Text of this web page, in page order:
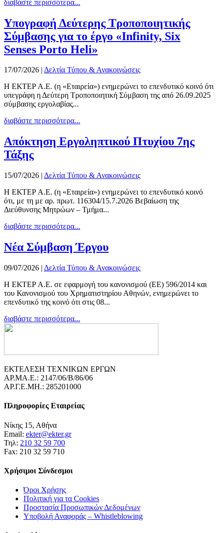
διαβάστε περισσότερα...
Υπογραφή Δεύτερης Τροποποιητικής
Σύμβασης για το έργο «Infinity, Six
Senses Porto Heli»
17/07/2026 | Δελτία Τύπου & Ανακοινώσεις
Η ΕΚΤΕΡ Α.Ε. (η «Εταιρεία») ενημερώνει το επενδυτικό κοινό ότι
υπεγράφη η Δεύτερη Τροποποιητική Σύμβαση της από 26.09.2025
σύμβασης εργολαβίας...
διαβάστε περισσότερα...
Απόκτηση Εργοληπτικού Πτυχίου 7ης
Τάξης
15/07/2026 | Δελτία Τύπου & Ανακοινώσεις
Η ΕΚΤΕΡ Α.Ε. (η «Εταιρεία») ενημερώνει το επενδυτικό κοινό
ότι, με τη με αρ. πρωτ. 116304/15.7.2026 Βεβαίωση της
Διεύθυνσης Μητρώων – Τμήμα...
διαβάστε περισσότερα...
Νέα Σύμβαση Έργου
09/07/2026 | Δελτία Τύπου & Ανακοινώσεις
Η ΕΚΤΕΡ Α.Ε. σε εφαρμογή του κανονισμού (ΕΕ) 596/2014 και
του Κανονισμού του Χρηματιστηρίου Αθηνών, ενημερώνει το
επενδυτικό της κοινό ότι στις 08...
διαβάστε περισσότερα...
ΕΚΤΕΛΕΣΗ ΤΕΧΝΙΚΩΝ ΕΡΓΩΝ
ΑΡ.ΜΑ.Ε.: 2147/06/B/86/06
ΑΡ.Γ.Ε.ΜΗ.: 285201000
Πληροφορίες Εταιρείας
Νίκης 15, Αθήνα
Email: ekter@ekter.gr
Τηλ: 210 32 59 700
Fax: 210 32 59 710
Χρήσιμοι Σύνδεσμοι
Όροι Χρήσης
Πολιτική για τα Cookies
Προστασία Προσωπικών Δεδομένων
Υποβολή Αναφοράς – Whistleblowing